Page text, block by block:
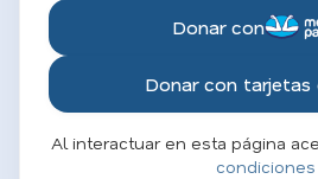
Donar con
Donar con
Al interactuar en esta página
condiciones